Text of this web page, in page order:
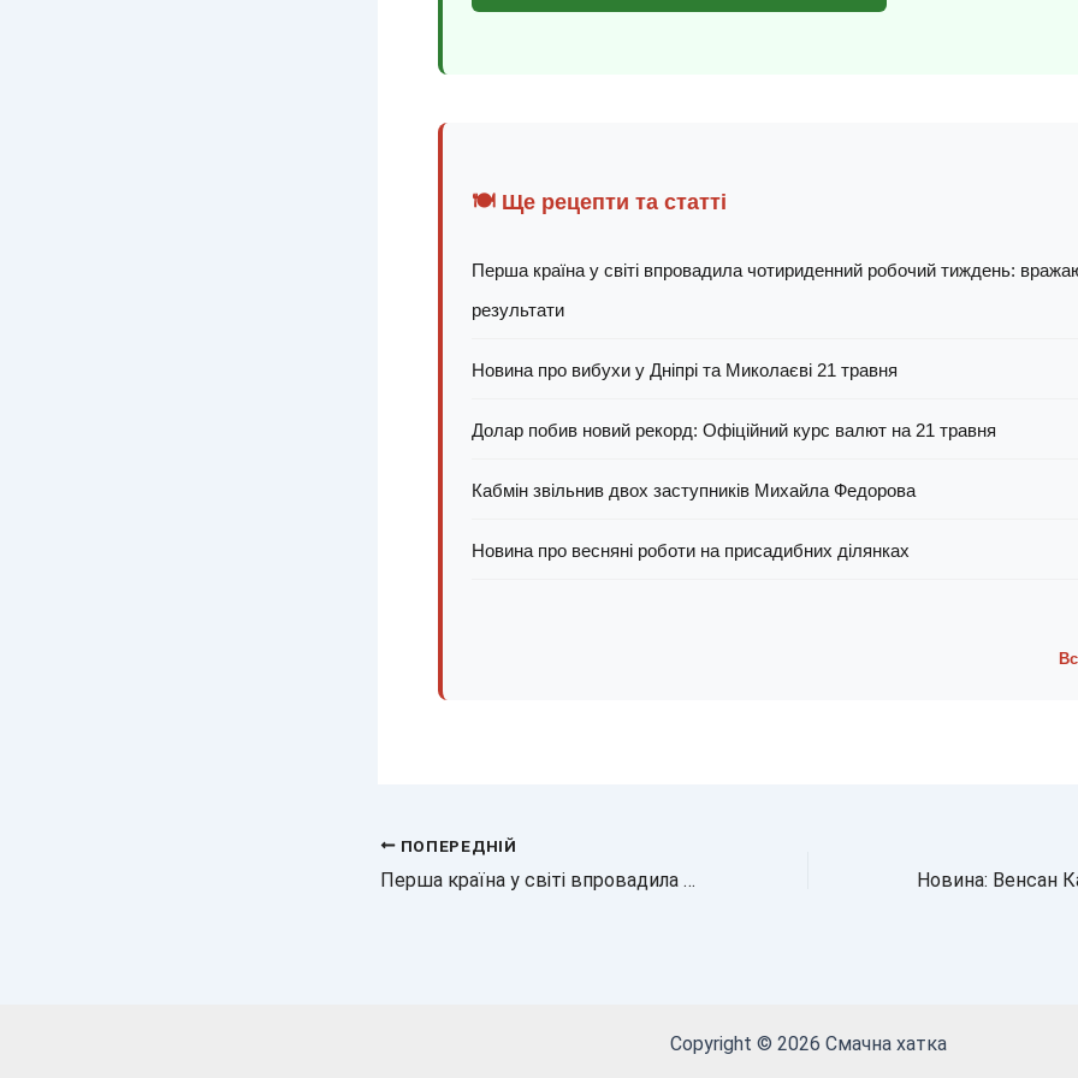
🍽️ Ще рецепти та статті
Перша країна у світі впровадила чотириденний робочий тиждень:
результати
Новина про вибухи у Дніпрі та Миколаєві 21 травня
Долар побив новий рекорд: Офіційний курс валют на 21 травня
Кабмін звільнив двох заступників Михайла Федорова
Новина про весняні роботи на присадибних ділянках
ПОПЕРЕДНІЙ
Перша країна у світі впровадила чотириденний робочий тиждень: вражаючі результати
Copyright © 2026 Смачна хатка